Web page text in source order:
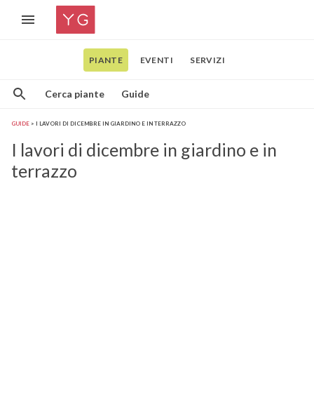
PIANTE EVENTI SERVIZI
Cerca piante Guide
GUIDE I LAVORI DI DICEMBRE IN GIARDINO E IN TERRAZZO
I lavori di dicembre in giardino e in
terrazzo